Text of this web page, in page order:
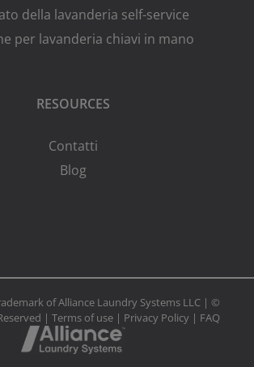
della lavanderia self-service
per lavanderia chiavi in mano
RESOURCES
Contatti
Blog
of Alliance Laundry Systems LLC | ©
| Terms of use | Privacy Policy | FAQ